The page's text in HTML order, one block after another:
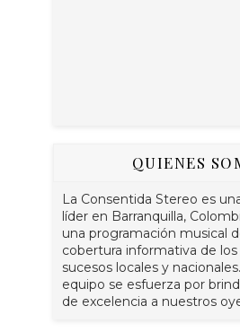
QUIENES
La Consentida Stereo es
líder en Barranquilla,
una programación musical
cobertura informativa de los
sucesos locales y
equipo se esfuerza por
de excelencia a nuestros